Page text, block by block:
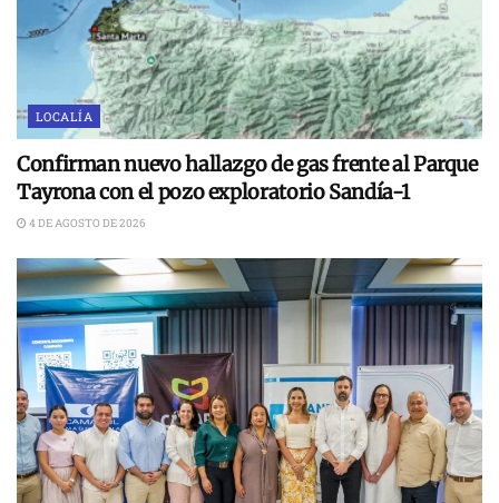
LOCALÍA
Confirman nuevo hallazgo de gas frente al Parque
Tayrona con el pozo exploratorio Sandía-1
4 DE AGOSTO DE 2026